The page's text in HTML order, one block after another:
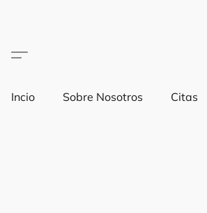
Incio Sobre Nosotros Citas